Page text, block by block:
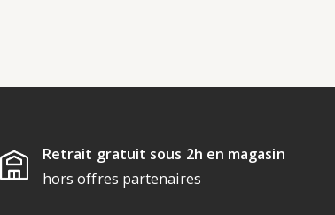
Retrait gratuit sous 2h en magasin
hors offres partenaires